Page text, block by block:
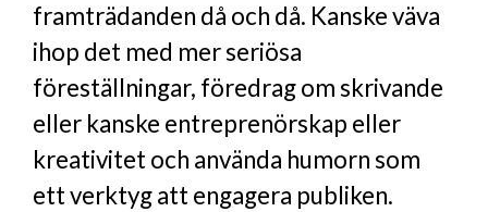
framträdanden då och då. Kanske väva
ihop det med mer seriösa
föreställningar, föredrag om skrivande
eller kanske entreprenörskap eller
kreativitet och använda humorn som
ett verktyg att engagera publiken.